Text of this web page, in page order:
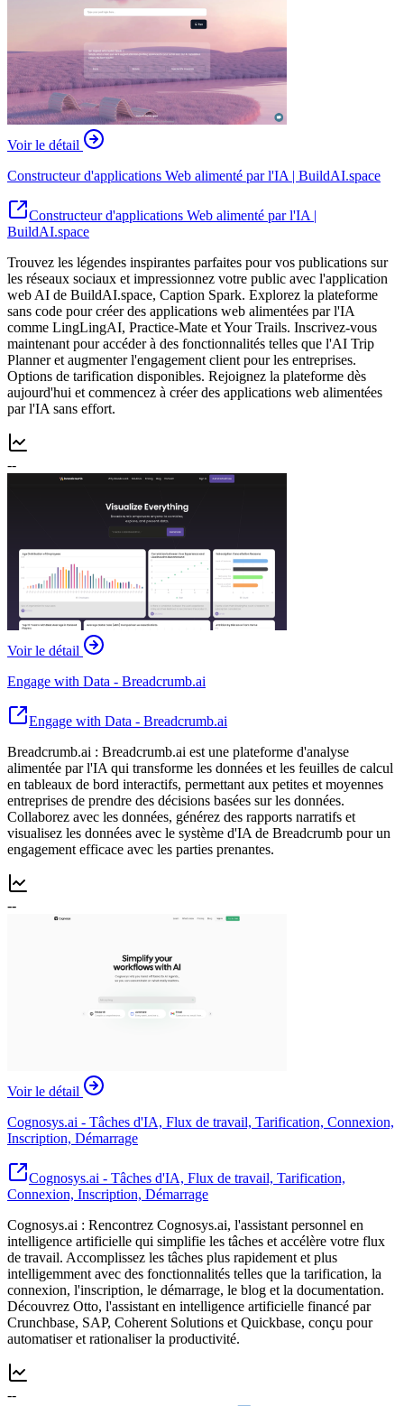
Voir le détail
Constructeur d'applications Web alimenté par l'IA | BuildAI.space
Constructeur d'applications Web alimenté par l'IA |
BuildAI.space
Trouvez les légendes inspirantes parfaites pour vos publications sur
les réseaux sociaux et impressionnez votre public avec l'application
web AI de BuildAI.space, Caption Spark. Explorez la plateforme
sans code pour créer des applications web alimentées par l'IA
comme LingLingAI, Practice-Mate et Your Trails. Inscrivez-vous
maintenant pour accéder à des fonctionnalités telles que l'AI Trip
Planner et augmenter l'engagement client pour les entreprises.
Options de tarification disponibles. Rejoignez la plateforme dès
aujourd'hui et commencez à créer des applications web alimentées
par l'IA sans effort.
--
Voir le détail
Engage with Data - Breadcrumb.ai
Engage with Data - Breadcrumb.ai
Breadcrumb.ai : Breadcrumb.ai est une plateforme d'analyse
alimentée par l'IA qui transforme les données et les feuilles de calcul
en tableaux de bord interactifs, permettant aux petites et moyennes
entreprises de prendre des décisions basées sur les données.
Collaborez avec les données, générez des rapports narratifs et
visualisez les données avec le système d'IA de Breadcrumb pour un
engagement efficace avec les parties prenantes.
--
Voir le détail
Cognosys.ai - Tâches d'IA, Flux de travail, Tarification, Connexion,
Inscription, Démarrage
Cognosys.ai - Tâches d'IA, Flux de travail, Tarification,
Connexion, Inscription, Démarrage
Cognosys.ai : Rencontrez Cognosys.ai, l'assistant personnel en
intelligence artificielle qui simplifie les tâches et accélère votre flux
de travail. Accomplissez les tâches plus rapidement et plus
intelligemment avec des fonctionnalités telles que la tarification, la
connexion, l'inscription, le démarrage, le blog et la documentation.
Découvrez Otto, l'assistant en intelligence artificielle financé par
Crunchbase, SAP, Coherent Solutions et Quickbase, conçu pour
automatiser et rationaliser la productivité.
--